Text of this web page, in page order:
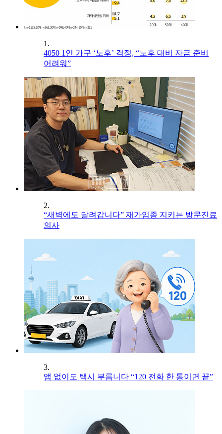
1.
4050 1인 가구 ‘노후’ 걱정, “노후 대비 자금 준비
어려워”
2.
“새벽에도 달려갑니다” 재가임종 지키는 방문진료
의사
3.
앱 없이도 택시 부릅니다 “120 전화 한 통이면 끝”